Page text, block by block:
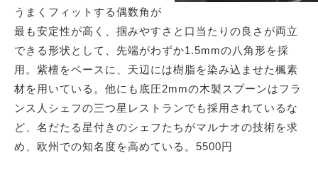
うまくフィットする偶数角が
最も安定性が高く、掴みやすさと口当たりの良さが両立
できる形状として、先端がわずか1.5mmの八角形を採
用。紫檀をベースに、天辺には樹脂を染み込ませた楓素
材を用いている。他にも底圧2mmの木製スプーンはフラ
ンス人シェフの三つ星レストランでも採用されているな
ど、名だたる星付きのシェフたちがマルナオの技術を求
め、欧州での知名度を高めている。5500円